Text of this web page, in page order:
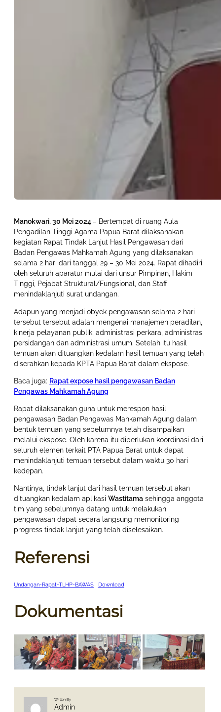
Manokwari, 30 Mei 2024 – Bertempat di ruang Aula
Pengadilan Tinggi Agama Papua Barat dilaksanakan
kegiatan Rapat Tindak Lanjut Hasil Pengawasan dari
Badan Pengawas Mahkamah Agung yang dilaksanakan
selama 2 hari dari tanggal 29 – 30 Mei 2024. Rapat dihadiri
oleh seluruh aparatur mulai dari unsur Pimpinan, Hakim
Tinggi, Pejabat Struktural/Fungsional, dan Staff
menindaklanjuti surat undangan.
Adapun yang menjadi obyek pengawasan selama 2 hari
tersebut tersebut adalah mengenai manajemen peradilan,
kinerja pelayanan publik, administrasi perkara, administrasi
persidangan dan administrasi umum. Setelah itu hasil
temuan akan dituangkan kedalam hasil temuan yang telah
diserahkan kepada KPTA Papua Barat dalam ekspose.
Baca juga: Rapat expose hasil pengawasan Badan
Pengawas Mahkamah Agung
Rapat dilaksanakan guna untuk merespon hasil
pengawasan Badan Pengawas Mahkamah Agung dalam
bentuk temuan yang sebelumnya telah disampaikan
melalui ekspose. Oleh karena itu diperlukan koordinasi dari
seluruh elemen terkait PTA Papua Barat untuk dapat
menindaklanjuti temuan tersebut dalam waktu 30 hari
kedepan.
Nantinya, tindak lanjut dari hasil temuan tersebut akan
dituangkan kedalam aplikasi Wastitama sehingga anggota
tim yang sebelumnya datang untuk melakukan
pengawasan dapat secara langsung memonitoring
progress tindak lanjut yang telah diselesaikan.
Referensi
Undangan-Rapat-TLHP-BAWAS Download
Dokumentasi
Written By
Admin